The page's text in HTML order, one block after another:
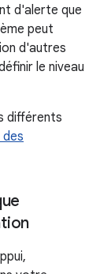
d'alerte que
peut
d'autres
le niveau
différents